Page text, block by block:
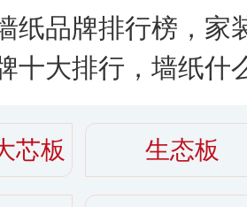
纸品牌排行榜，家
十大排行，墙纸什
芯板 生态板